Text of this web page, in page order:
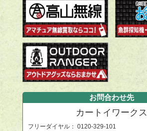
お問合わせ先
カートイワークス
フリーダイヤル： 0120-329-101